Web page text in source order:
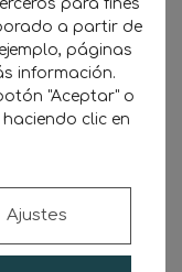
por impago
, siempre que la
formalice en
desde el
o a la
para fines
a partir de
páginas
información.
"Aceptar" o
clic en
Ajustes